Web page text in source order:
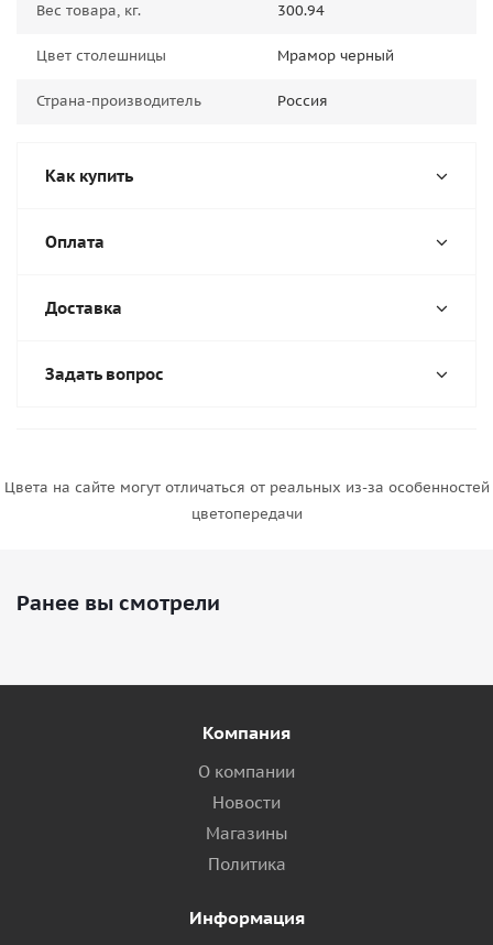
Вес товара, кг. 300.94
Цвет столешницы Мрамор черный
Страна-производитель Россия
Как купить
Оплата
Доставка
Задать вопрос
Цвета на сайте могут отличаться от реальных из-за особенностей
цветопередачи
Ранее вы смотрели
Компания
О компании
Новости
Магазины
Политика
Информация